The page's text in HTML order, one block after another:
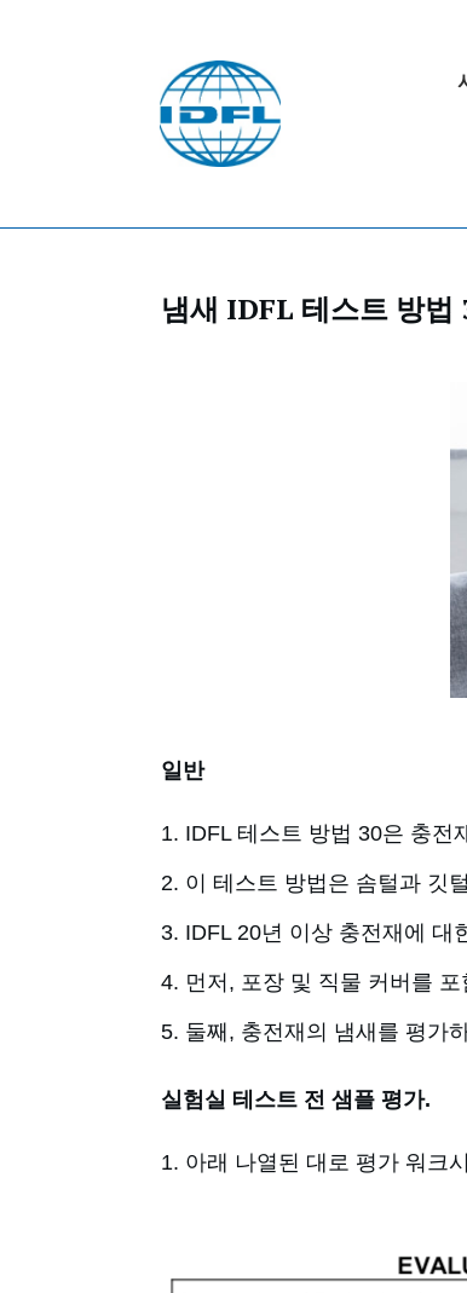
냄새 IDFL 테스트 방법
일반
IDFL 테스트 방법 30은 충전
이 테스트 방법은 솜털과 깃
IDFL 20년 이상 충전재에 대
먼저, 포장 및 직물 커버를
둘째, 충전재의 냄새를 평가
실험실 테스트 전 샘플 평가.
아래 나열된 대로 평가 워크